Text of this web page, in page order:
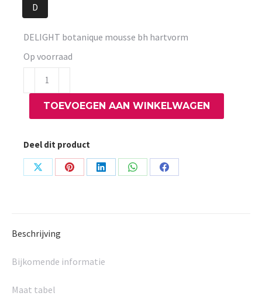
D
DELIGHT botanique mousse bh hartvorm
Op voorraad
DELIGHT
botanique
mousse
hartvorm
aantal
TOEVOEGEN AAN WINKELWAGEN
Deel dit product
Share
Share
Share
Share
Share
Beschrijving
Bijkomende informatie
Maat tabel